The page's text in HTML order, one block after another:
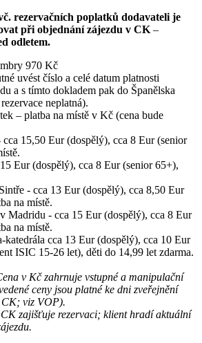
rezervačních poplatků dodavateli je
při objednání zájezdu v CK –
odletem.
970 Kč
uvést číslo a celé datum platnosti
a s tímto dokladem pak do Španělska
neplatná).
– platba na místě v Kč (cena bude
15,50 Eur (dospělý), cca 8 Eur (senior
Eur (dospělý), cca 8 Eur (senior 65+),
- cca 13 Eur (dospělý), cca 8,50 Eur
na místě.
Madridu - cca 15 Eur (dospělý), cca 8 Eur
na místě.
katedrála cca 13 Eur (dospělý), cca 10 Eur
ISIC 15-26 let), děti do 14,99 let zdarma.
v Kč zahrnuje vstupné a manipulační
ceny jsou platné ke dni zveřejnění
CK; viz VOP).
zajišťuje rezervaci; klient hradí aktuální